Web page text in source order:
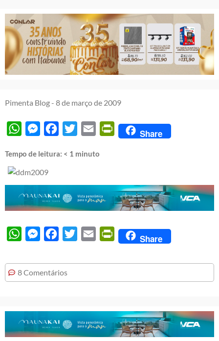
Pimenta Blog - 8 de março de 2009
WhatsAppMessengerFacebook
Twitter Email PrintFriendly
Share
Tempo de leitura: < 1 minuto
WhatsAppMessengerFacebook
Twitter Email PrintFriendly
Share
8 Comentários